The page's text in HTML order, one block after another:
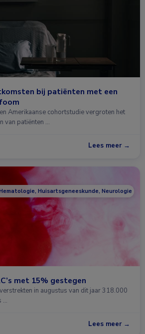
bij patiënten met een
Amerikaanse cohortstudie vergroten het
van patiënten …
Lees meer →
Huisartsgeneeskunde, Neurologie
met 15% gestegen
in augustus van dit jaar 318.000
…
Lees meer →